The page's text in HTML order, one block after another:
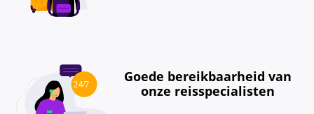
Goede bereikbaarheid van
onze reisspecialisten